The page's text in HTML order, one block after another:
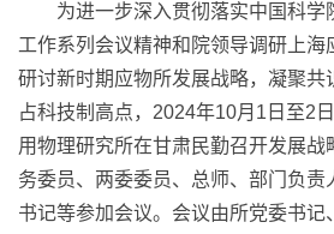
为进一步深入贯彻落实中国科学
工作系列会议精神和院领导调研上海
研讨新时期应物所发展战略，凝聚共
占科技制高点，2024年10月1日至2
用物理研究所在甘肃民勤召开发展战
务委员、两委委员、总师、部门负责
书记等参加会议。会议由所党委书记